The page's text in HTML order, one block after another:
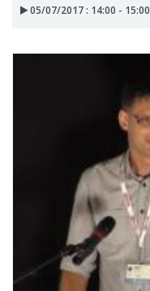
05/07/2017 : 14:00 - 15:00